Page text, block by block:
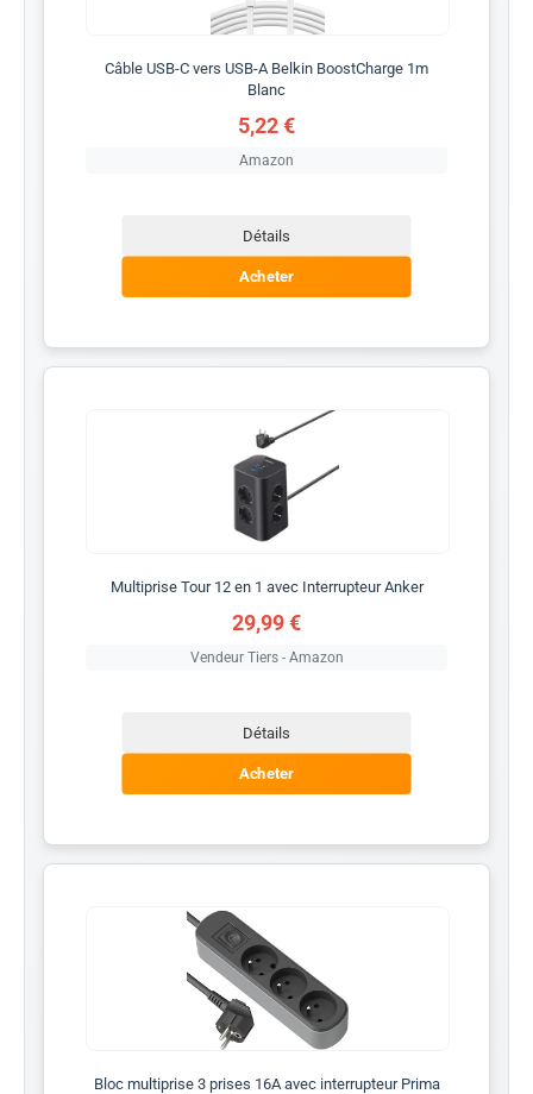
Câble USB-C vers USB-A Belkin BoostCharge 1m
Blanc
5,22 €
Amazon
Détails
Acheter
Multiprise Tour 12 en 1 avec Interrupteur Anker
29,99 €
Vendeur Tiers - Amazon
Détails
Acheter
Bloc multiprise 3 prises 16A avec interrupteur Prima